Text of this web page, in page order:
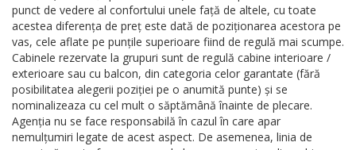
punct de vedere al confortului unele față de altele, cu toate
acestea diferența de preț este dată de poziționarea acestora pe
vas, cele aflate pe punțile superioare fiind de regulă mai scumpe.
Cabinele rezervate la grupuri sunt de regulă cabine interioare /
exterioare sau cu balcon, din categoria celor garantate (fără
posibilitatea alegerii poziției pe o anumită punte) și se
nominalizeaza cu cel mult o săptămână înainte de plecare.
Agenția nu se face responsabilă în cazul în care apar
nemulțumiri legate de acest aspect. De asemenea, linia de